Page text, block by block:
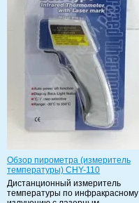
Обзор пирометра (измеритель
температуры) CHY-110
Дистанционный измеритель
температуры по инфракрасному